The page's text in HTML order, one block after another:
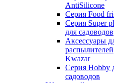
AntiSilicone
Серия Food
Серия Super
для садоводов
Аксессуары
распылителей
Kwazar
Серия Hobby
садоводов